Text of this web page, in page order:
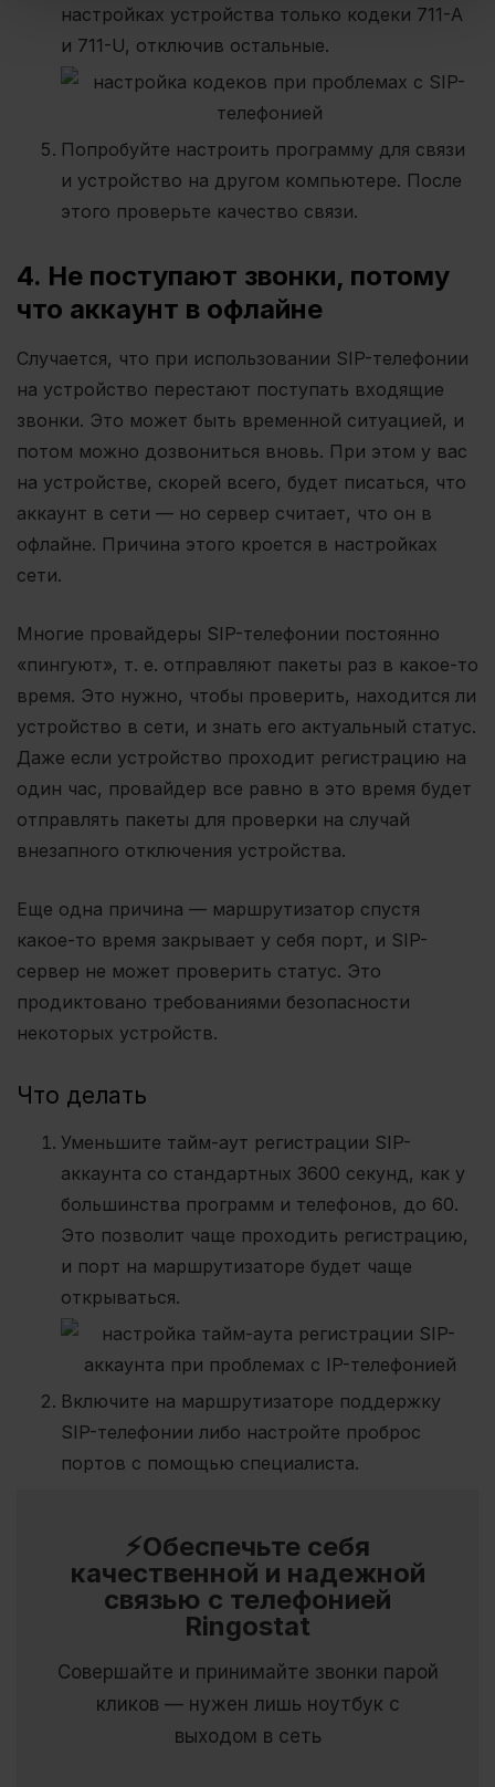
настройках устройства только кодеки 711-A
и 711-U, отключив остальные.
Попробуйте настроить программу для связи
и устройство на другом компьютере. После
этого проверьте качество связи.
4. Не поступают звонки, потому
что аккаунт в офлайне
Случается, что при использовании SIP-телефонии
на устройство перестают поступать входящие
звонки. Это может быть временной ситуацией, и
потом можно дозвониться вновь. При этом у вас
на устройстве, скорей всего, будет писаться, что
аккаунт в сети — но сервер считает, что он в
офлайне. Причина этого кроется в настройках
сети.
Многие провайдеры SIP-телефонии постоянно
«пингуют», т. е. отправляют пакеты раз в какое-то
время. Это нужно, чтобы проверить, находится ли
устройство в сети, и знать его актуальный статус.
Даже если устройство проходит регистрацию на
один час, провайдер все равно в это время будет
отправлять пакеты для проверки на случай
внезапного отключения устройства.
Еще одна причина — маршрутизатор спустя
какое-то время закрывает у себя порт, и SIP-
сервер не может проверить статус. Это
продиктовано требованиями безопасности
некоторых устройств.
Что делать
Уменьшите тайм-аут регистрации SIP-
аккаунта со стандартных 3600 секунд, как у
большинства программ и телефонов, до 60.
Это позволит чаще проходить регистрацию,
и порт на маршрутизаторе будет чаще
открываться.
Включите на маршрутизаторе поддержку
SIP-телефонии либо настройте проброс
портов с помощью специалиста.
⚡Обеспечьте себя
качественной и надежной
связью с телефонией
Ringostat
Совершайте и принимайте звонки парой
кликов — нужен лишь ноутбук с
выходом в сеть